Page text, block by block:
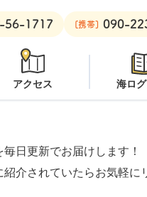
安良里ボート：潜水注意
56-1717 [携帯] 090-
アクセス 海ロ
日更新でお届けします！
介されていたらお気軽に